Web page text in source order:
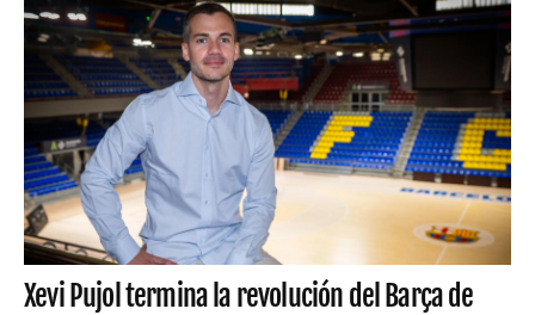
Xevi Pujol termina la revolución del Barça de